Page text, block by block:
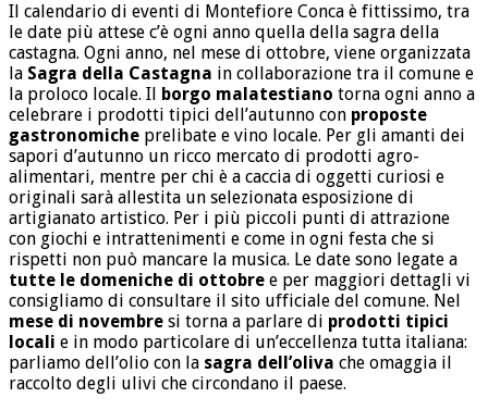
Il calendario di eventi di Montefiore Conca è fittissimo, tra
le date più attese c’è ogni anno quella della sagra della
castagna. Ogni anno, nel mese di ottobre, viene organizzata
la Sagra della Castagna in collaborazione tra il comune e
la proloco locale. Il borgo malatestiano torna ogni anno a
celebrare i prodotti tipici dell’autunno con proposte
gastronomiche prelibate e vino locale. Per gli amanti dei
sapori d’autunno un ricco mercato di prodotti agro-
alimentari, mentre per chi è a caccia di oggetti curiosi e
originali sarà allestita un selezionata esposizione di
artigianato artistico. Per i più piccoli punti di attrazione
con giochi e intrattenimenti e come in ogni festa che si
rispetti non può mancare la musica. Le date sono legate a
tutte le domeniche di ottobre e per maggiori dettagli vi
consigliamo di consultare il sito ufficiale del comune. Nel
mese di novembre si torna a parlare di prodotti tipici
locali e in modo particolare di un’eccellenza tutta italiana:
parliamo dell’olio con la sagra dell’oliva che omaggia il
raccolto degli ulivi che circondano il paese.